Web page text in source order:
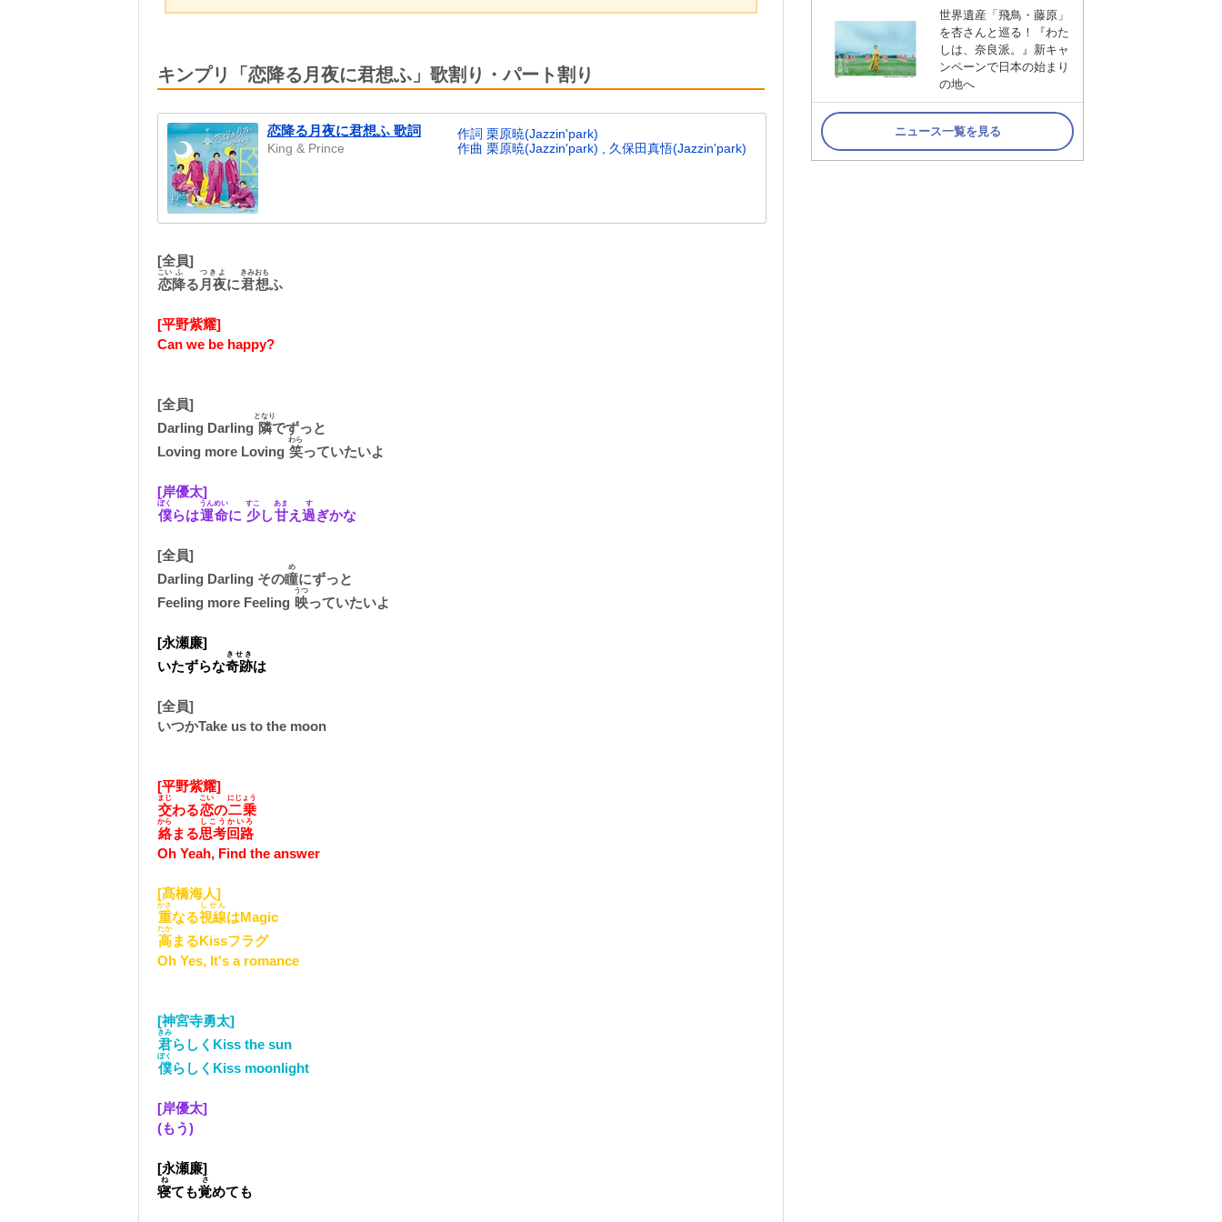
キンプリ「恋降る月夜に君想ふ」歌割り・パート割り
恋降る月夜に君想ふ 歌詞
King & Prince
作詞 栗原暁(Jazzin'park)
作曲 栗原暁(Jazzin'park) , 久保田真悟(Jazzin'park)
[全員]
恋
こい
降
ふ
る 月夜
つきよ
に君
きみ
想
おも
ふ
[平野紫耀]
Can we be happy?
[全員]
Darling Darling 隣
となり
でずっと
Loving more Loving 笑
わら
っていたいよ
[岸優太]
僕
ぼく
らは運命
うんめい
に 少
すこ
し甘
あま
え 過
す
ぎかな
[全員]
Darling Darling その瞳
め
にずっと
Feeling more Feeling 映
うつ
っていたいよ
[永瀬廉]
いたずらな奇跡
きせき
は
[全員]
いつかTake us to the moon
[平野紫耀]
交
まじ
わる恋
こい
の二乗
にじょう
絡
から
まる思考
しこう
回路
かいろ
Oh Yeah, Find the answer
[髙橋海人]
重
かさ
なる視線
しせん
はMagic
高
たか
まるKissフラグ
Oh Yes, It's a romance
[神宮寺勇太]
君
きみ
らしくKiss the sun
僕
ぼく
らしくKiss moonlight
[岸優太]
(もう)
[永瀬廉]
寝
ね
ても覚
さ
めても
世界遺産「飛鳥・藤原」
を杏さんと巡る！『わた
しは、奈良派。』新キャ
ンペーンで日本の始まり
の地へ
ニュース一覧を見る